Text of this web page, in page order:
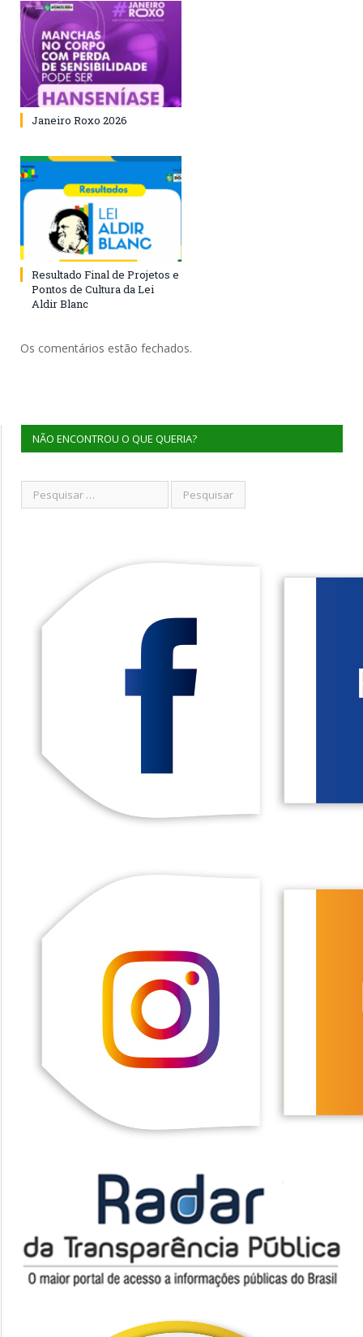
Janeiro Roxo 2026
Resultado Final de Projetos e
Pontos de Cultura da Lei
Aldir Blanc
Os comentários estão fechados.
NÃO ENCONTROU O QUE QUERIA?